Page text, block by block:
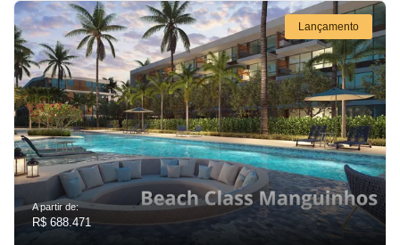
Lançamento
A partir de:
R$ 688.471